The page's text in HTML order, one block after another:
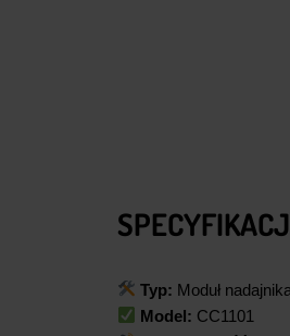
Typ: Moduł
Model: CC1101